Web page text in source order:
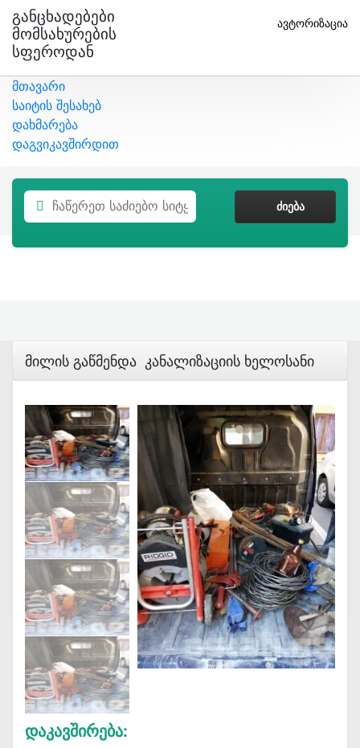
Განცხადებები
Მომსახურების
Სფეროდან
ავტორიზაცია
მთავარი
საიტის შესახებ
დახმარება
დაგვიკავშირდით
ᲫᲘᲔᲑᲐ
Მილის Გაწმენდა Კანალიზაციის Ხელოსანი
Დაკავშირება: